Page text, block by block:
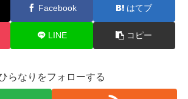
Facebook はてブ
LINE コピー
らなりをフォローする